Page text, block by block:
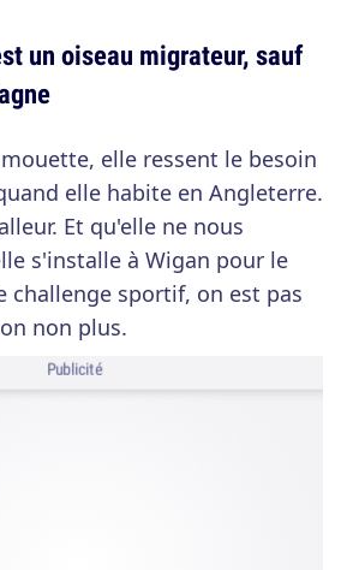
un oiseau migrateur, sauf
elle ressent le besoin
elle habite en Angleterre.
Et qu'elle ne nous
s'installe à Wigan pour le
challenge sportif, on est pas
non plus.
Publicité